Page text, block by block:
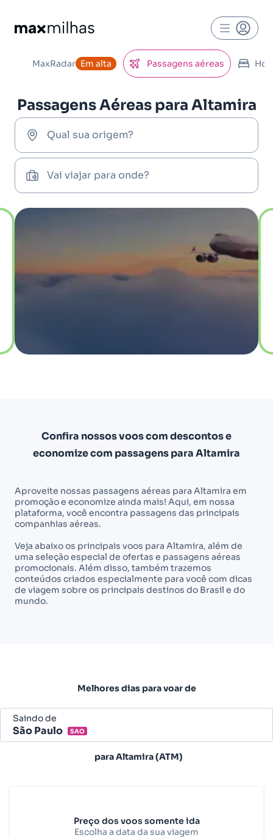
MaxRadar Em alta Passagens aéreas
Passagens Aéreas para Altamira
Qual sua origem?
Vai viajar para onde?
Confira nossos voos com descontos e
economize com passagens para Altamira
Aproveite nossas passagens aéreas para Altamira em
promoção e economize ainda mais! Aqui, em nossa
plataforma, você encontra passagens das principais
companhias aéreas.
Veja abaixo os principais voos para Altamira, além de
uma seleção especial de ofertas e passagens aéreas
promocionais. Além disso, também trazemos
conteúdos criados especialmente para você com dicas
de viagem sobre os principais destinos do Brasil e do
mundo.
Melhores dias para voar de
Saindo de
São Paulo SAO
Belo Horizonte - Todos (BHZ)
Salvador - Todos (SSA)
paraAltamira (ATM)
Preço dos voos somente ida
Escolha a data da sua viagem